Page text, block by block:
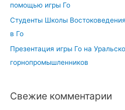
помощью игры Го
Студенты Школы
в Го
Презентация игры Го на
горнопромышленников
Свежие комментарии